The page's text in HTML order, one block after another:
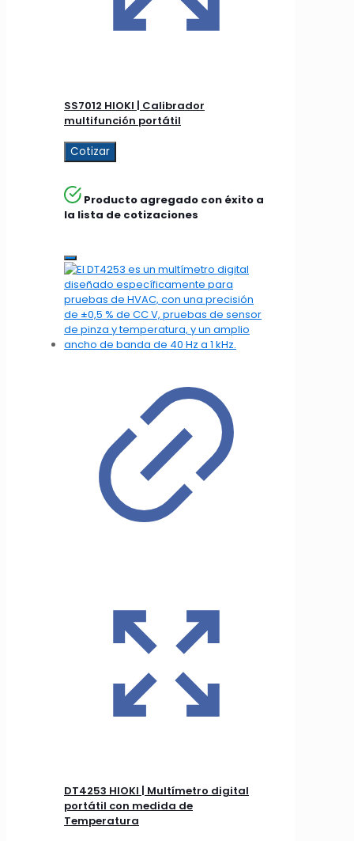
SS7012 HIOKI | Calibrador
multifunción portátil
Cotizar
Producto agregado con éxito a
la lista de cotizaciones
DT4253 HIOKI | Multímetro digital
portátil con medida de
Temperatura